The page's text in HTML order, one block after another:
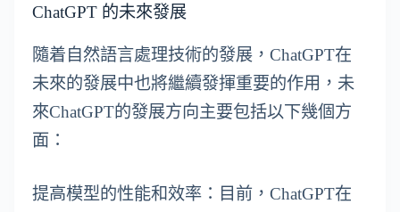
ChatGPT 的未來發展
隨着自然語言處理技術的發展，ChatGPT在
未來的發展中也將繼續發揮重要的作用，未
來ChatGPT的發展方向主要包括以下幾個方
面：
提高模型的性能和效率：目前，ChatGPT在